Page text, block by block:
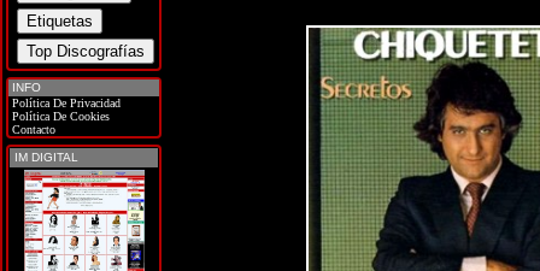
INFO
Política De Privacidad
Política De Cookies
Contacto
IM DIGITAL